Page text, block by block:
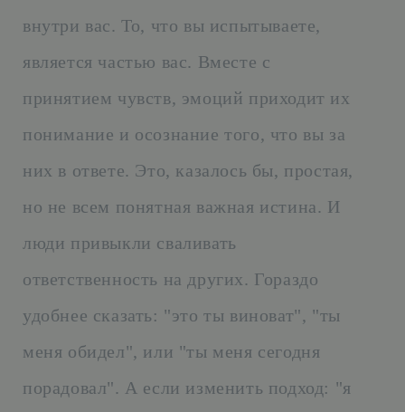
внутри вас. То, что вы испытываете,
является частью вас. Вместе с
принятием чувств, эмоций приходит их
понимание и осознание того, что вы за
них в ответе. Это, казалось бы, простая,
но не всем понятная важная истина. И
люди привыкли сваливать
ответственность на других. Гораздо
удобнее сказать: "это ты виноват", "ты
меня обидел", или "ты меня сегодня
порадовал". А если изменить подход: "я